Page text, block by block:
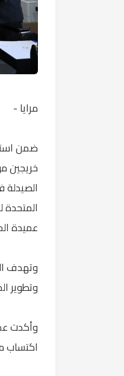
مرايا -
ضمن
خريجين
المتحدة
عميدة
وتهدف
وتطوير
وأكدت
اكتساب